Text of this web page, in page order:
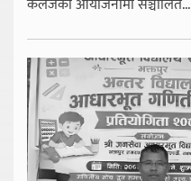
कलेजको आयोजनामा सञ्चालित...